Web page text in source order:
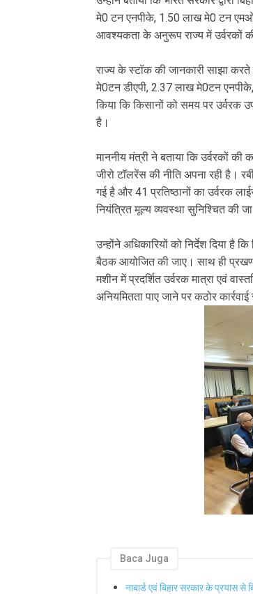
मे0 टन एनपीके, 1.50 लाख मे0 टन
आवश्यकता के अनुरूप राज्य में उर्वरकों की
राज्य के स्टॉक की जानकारी साझा
मे0टन डीएपी, 2.37 लाख मे0टन
किया कि किसानों को समय पर उर्वरक
है।
माननीय मंत्री ने बताया कि उर्वरकों
जीरो टॉलरेंस की नीति अपना रही है।
गई है और 41 प्रतिष्ठानों का उर्वरक
नियंत्रित मूल्य व्यवस्था सुनिश्चित की जा
उन्होंने अधिकारियों को निर्देश दिया है
बैठक आयोजित की जाए। साथ ही
मशीन में प्रदर्शित उर्वरक मात्रा एवं
अनियमितता पाए जाने पर कठोर
Baca Juga
नाबार्ड एवं बिहार सरकार के प्रयास से